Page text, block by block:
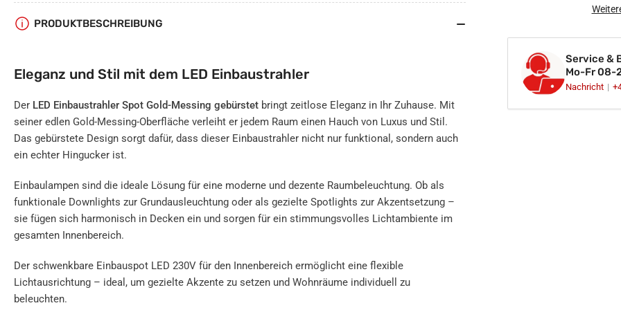
Einbaustrahler
Gold-
Messing
gebürstet
rund
360°
schwenkbar
Service &
Mo-Fr 08-
Nachricht
PRODUKTBESCHREIBUNG
Eleganz und Stil mit dem LED Einbaustrahler
Der LED Einbaustrahler Spot Gold-Messing gebürstet bringt zeitlose Eleganz in Ihr Zuhause. Mit
seiner edlen Gold-Messing-Oberfläche verleiht er jedem Raum einen Hauch von Luxus und Stil.
Das gebürstete Design sorgt dafür, dass dieser Einbaustrahler nicht nur funktional, sondern auch
ein echter Hingucker ist.
Einbaulampen sind die ideale Lösung für eine moderne und dezente Raumbeleuchtung. Ob als
funktionale Downlights zur Grundausleuchtung oder als gezielte Spotlights zur Akzentsetzung –
sie fügen sich harmonisch in Decken ein und sorgen für ein stimmungsvolles Lichtambiente im
gesamten Innenbereich.
Der schwenkbare Einbauspot LED 230V für den Innenbereich ermöglicht eine flexible
Lichtausrichtung – ideal, um gezielte Akzente zu setzen und Wohnräume individuell zu
beleuchten.